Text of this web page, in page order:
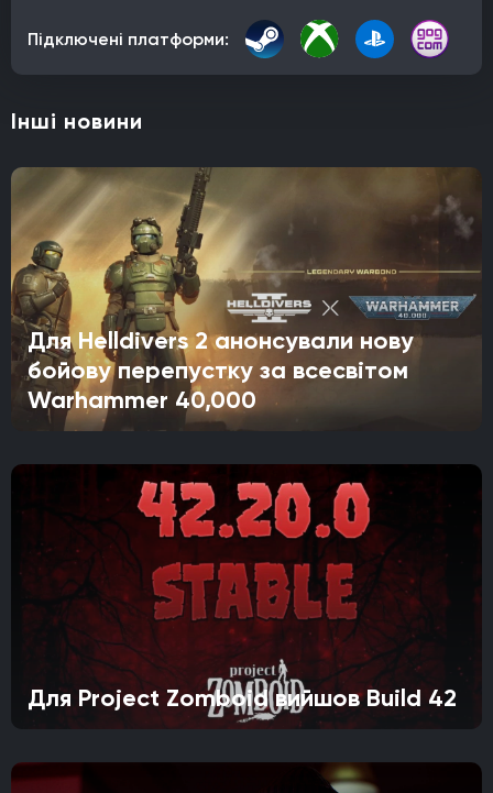
Підключені платформи:
Інші новини
Для Helldivers 2 анонсували нову
бойову перепустку за всесвітом
Warhammer 40,000
Для Project Zomboid вийшов Build 42